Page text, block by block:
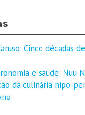
Cinco décadas
e saúde: Nuu
da culinária nipo-